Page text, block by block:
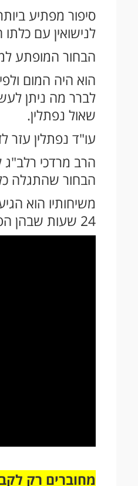
סיפור מפתיע
לנישואין עם
הבחור המופתע
לברר מה ניתן
שאול נפתלין.
עו"ד נפתלין עזר
הרב מרדכי
הבחור שהתגלה
משיחותיו הוא
24 שעות שבהן הפך החרדי הגוי - ליהודי.